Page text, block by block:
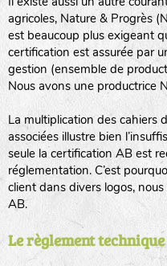
BINGENHEIMER
DE BOLSTER (DBO)
GRAINE DEL PAÏS
BEL : Code de la variété(Ici
20 : Année de récolte(ici
BPA : Initiales du producteur
semence.
1 : Numéro d’ordre du lot
A : Sans calibre.
: Gros
: Moyen calibre
P: Petit calibre
agricoles, Nature & Progrès
est beaucoup plus exigeant
certification est assurée par
gestion (ensemble de
Nous avons une productrice
La multiplication des cahiers
associées illustre bien
seule la certification AB est
réglementation. C’est
client dans divers logos,
AB.
Le règlement technique
Légumes feuilles